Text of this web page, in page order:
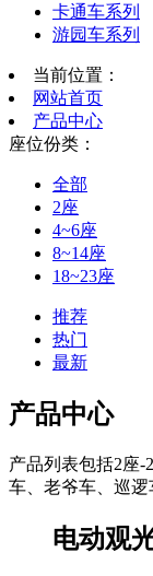
卡通车系列
游园车系列
当前位置：
网站首页
产品中心
座位份类：
全部
2座
4~6座
8~14座
18~23座
推荐
热门
最新
产品中心
产品列表包括2座-
车、老爷车、巡逻
电动观